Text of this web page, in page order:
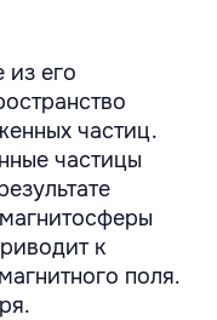
его
частиц.
частицы
к
поля.